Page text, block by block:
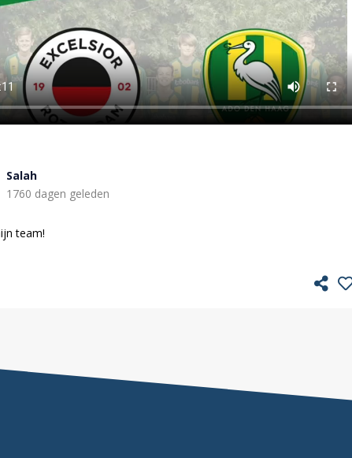
Salah
1760 dagen geleden
team!